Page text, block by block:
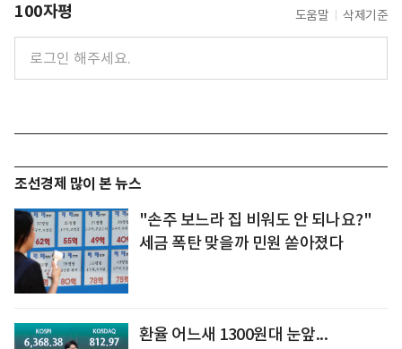
100자평 도움말 삭제기준
조선경제 많이 본 뉴스
"손주 보느라 집 비워도 안 되나요?"
세금 폭탄 맞을까 민원 쏟아졌다
환율 어느새 1300원대 눈앞...